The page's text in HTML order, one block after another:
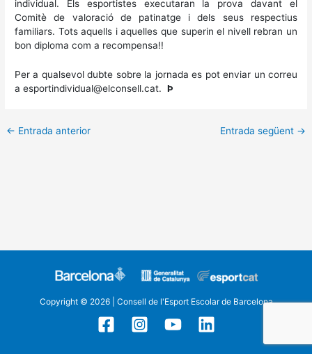
individual. Els esportistes executaran la prova davant el
Comitè de valoració de patinatge i dels seus respectius
familiars. Tots aquells i aquelles que superin el nivell rebran un
bon diploma com a recompensa!!
Per a qualsevol dubte sobre la jornada es pot enviar un correu
a esportindividual@elconsell.cat.Þ
← Entrada anterior Entrada següent →
Copyright © 2026 | Consell de l'Esport Escolar de Barcelona